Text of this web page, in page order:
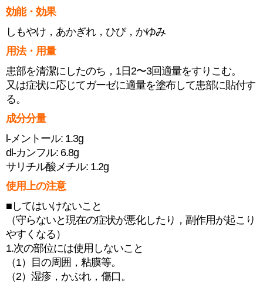
効能・効果
しもやけ，あかぎれ，ひび，かゆみ
用法・用量
患部を清潔にしたのち，1日2〜3回適量をすりこむ。
又は症状に応じてガーゼに適量を塗布して患部に貼付す
る。
成分分量
l-メントール: 1.3g
dl-カンフル: 6.8g
サリチル酸メチル: 1.2g
使用上の注意
■してはいけないこと
（守らないと現在の症状が悪化したり，副作用が起こり
やすくなる）
1.次の部位には使用しないこと
（1）目の周囲，粘膜等。
（2）湿疹，かぶれ，傷口。